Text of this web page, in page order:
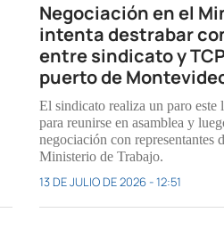
Negociación en el
intenta destrabar
entre sindicato y
puerto de
El sindicato realiza un paro este
para reunirse en asamblea y
negociación con representantes
Ministerio de Trabajo.
13 DE JULIO DE 2026 - 12:51